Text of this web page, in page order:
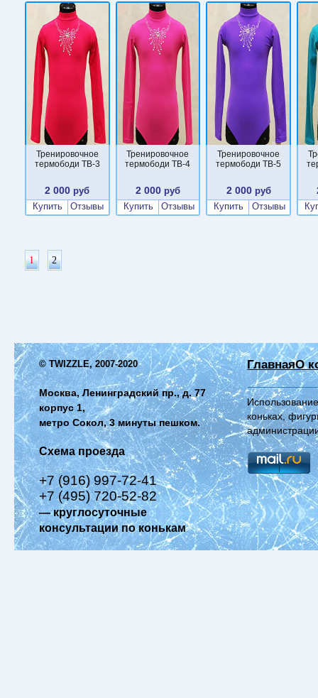
Тренировочное
термободи TB-3
2 000 руб
Купить
Отзывы
Тренировочное
термободи TB-4
2 000 руб
Купить
Отзывы
Тренировочное
термободи TB-5
2 000руб
Купить
Отзывы
1 2
© TWIZZLE, 2007-2020
Москва, Ленинградский пр., д. 77
корпус 1,
метро Сокол, 3 минуты пешком.
Схема проезда
+7 (916) 997-72-41
+7 (495) 720-52-82
— круглосуточные
консультации по конькам
ГлавнаяО
коньках,